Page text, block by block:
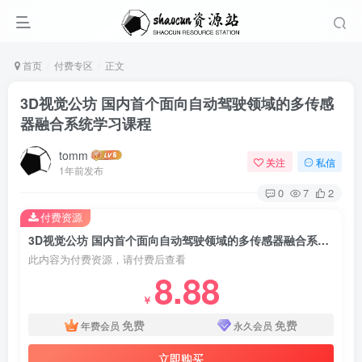
首页 付费专区 正文
3D视觉公坊 国内首个面向自动驾驶领域的多传感
器融合系统学习课程
tomm
1年前发布
关注 私信
0 7 2
3D视觉公坊 国内首个面向自动驾驶领域的多传感器融合系统学习课程
此内容为付费资源，请付费后查看
￥ 8.88
年费会员 免费 永久会员 免费
立即购买
付费资源